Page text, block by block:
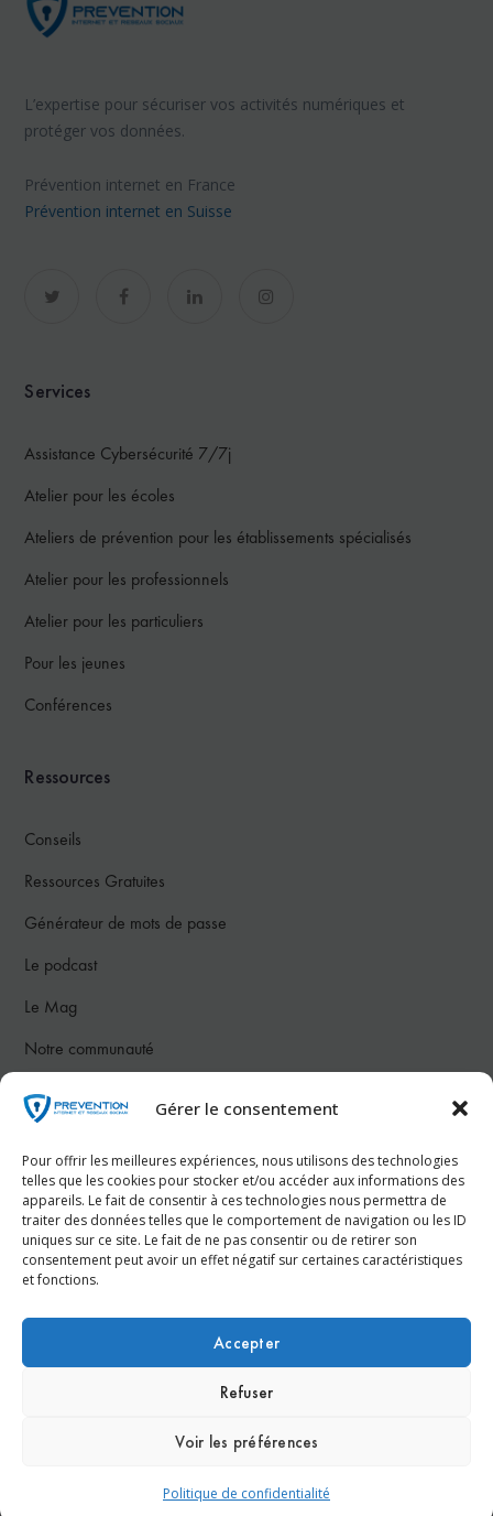
Gérer le consentement
Pour offrir les meilleures expériences, nous utilisons des technologies
telles que les cookies pour stocker et/ou accéder aux informations des
appareils. Le fait de consentir à ces technologies nous permettra de
traiter des données telles que le comportement de navigation ou les ID
uniques sur ce site. Le fait de ne pas consentir ou de retirer son
consentement peut avoir un effet négatif sur certaines caractéristiques
et fonctions.
Accepter
Refuser
Voir les préférences
Politique de confidentialité
L’expertise pour sécuriser vos activités numériques et
protéger vos données.
Prévention internet en France
Prévention internet en Suisse
Services
Assistance Cybersécurité 7/7j
Atelier pour les écoles
Ateliers de prévention pour les établissements spécialisés
Atelier pour les professionnels
Atelier pour les particuliers
Pour les jeunes
Conférences
Ressources
Conseils
Ressources Gratuites
Générateur de mots de passe
Le podcast
Le Mag
Notre communauté
Nous contacter
Téléphone :07 78 26 50 83
Email :contact@prevention-internet.fr
Réservez votre consultation gratuite dès maintenant !
Nous contacter